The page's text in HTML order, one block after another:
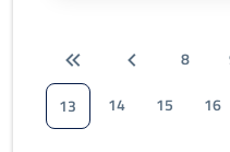
8
13
14 15 16